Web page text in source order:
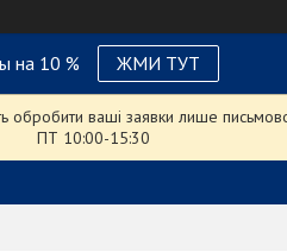
на 10 % ЖМИ ТУТ
ваші заявки лише
ПТ 10:00-15:30